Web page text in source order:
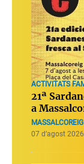
ACTIVITATS
21ª
a
MASSALCOREIG
07 d’agost 2026